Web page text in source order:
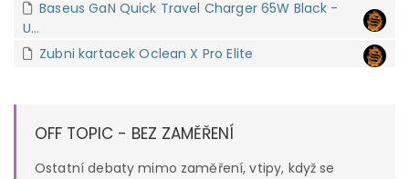
Baseus GaN Quick Travel Charger 65W Black -
U...
Zubni kartacek Oclean X Pro Elite
OFF TOPIC - BEZ ZAMĚŘENÍ
Ostatní debaty mimo zaměření, vtipy, když se